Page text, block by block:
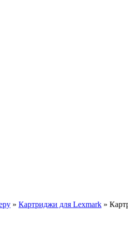
» Картриджи для Lexmark »